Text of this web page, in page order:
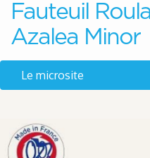
Fauteuil
Azalea Minor
Le microsite